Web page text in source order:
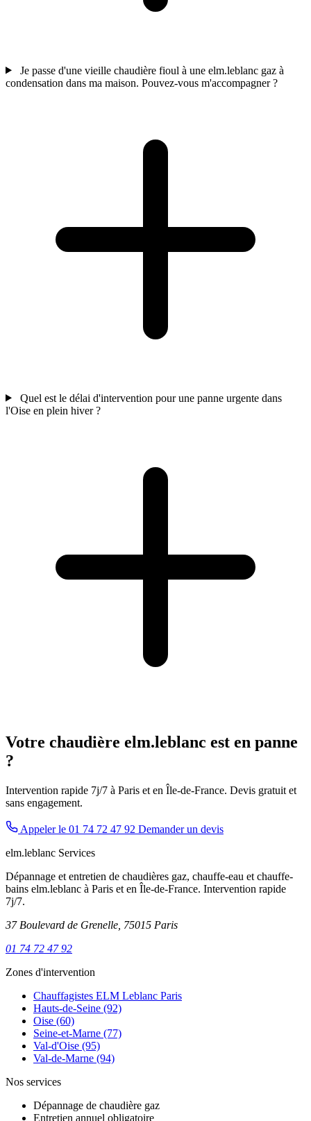
Je passe d'une vieille chaudière fioul à une elm.leblanc gaz à
condensation dans ma maison. Pouvez-vous m'accompagner ?
Quel est le délai d'intervention pour une panne urgente dans
l'Oise en plein hiver ?
Votre chaudière elm.leblanc est en panne
?
Intervention rapide 7j/7 à Paris et en Île-de-France. Devis gratuit et
sans engagement.
Appeler le 01 74 72 47 92 Demander un devis
elm.leblanc Services
Dépannage et entretien de chaudières gaz, chauffe-eau et chauffe-
bains elm.leblanc à Paris et en Île-de-France. Intervention rapide
7j/7.
37 Boulevard de Grenelle, 75015 Paris
01 74 72 47 92
Zones d'intervention
Chauffagistes ELM Leblanc Paris
Hauts-de-Seine (92)
Oise (60)
Seine-et-Marne (77)
Val-d'Oise (95)
Val-de-Marne (94)
Nos services
Dépannage de chaudière gaz
Entretien annuel obligatoire